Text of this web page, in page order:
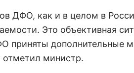
ДФО, как и в целом в
Это объективная
приняты дополнительные
министр.